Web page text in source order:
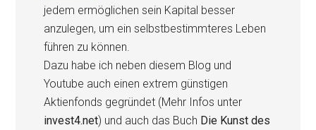
jedem ermöglichen sein Kapital besser
anzulegen, um ein selbstbestimmteres Leben
führen zu können.
Dazu habe ich neben diesem Blog und
Youtube auch einen extrem günstigen
Aktienfonds gegründet (Mehr Infos unter
invest4.net) und auch das Buch Die Kunst des